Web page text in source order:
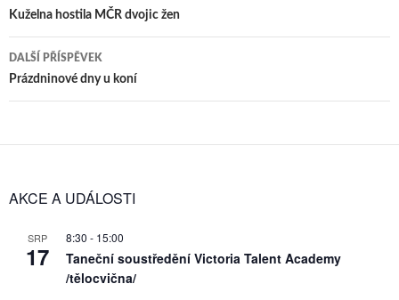
pro
příspěvky
Kuželna hostila MČR dvojic žen
DALŠÍ PŘÍSPĚVEK
Prázdninové dny u koní
AKCE A UDÁLOSTI
SRP
17
8:30 - 15:00
Taneční soustředění Victoria Talent Academy
/tělocvična/